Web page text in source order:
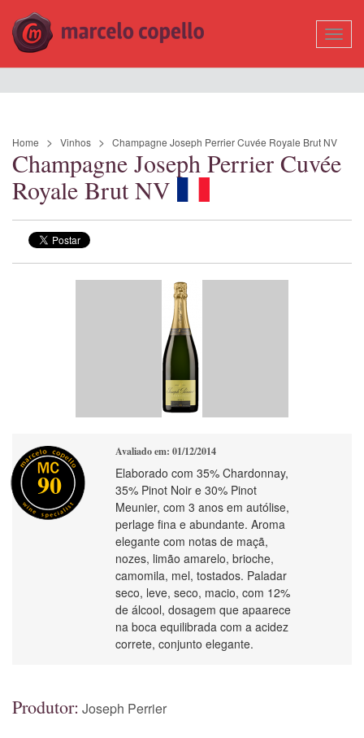
Home Vinhos Champagne Joseph Perrier Cuvée Royale Brut NV
Champagne Joseph Perrier Cuvée
Royale Brut NV
90
Avaliado em: 01/12/2014
Elaborado com 35% Chardonnay,
35% Pinot Noir e 30% Pinot
Meunier, com 3 anos em autólise,
perlage fina e abundante. Aroma
elegante com notas de maçã,
nozes, limão amarelo, brioche,
camomila, mel, tostados. Paladar
seco, leve, seco, macio, com 12%
de álcool, dosagem que apaarece
na boca equilibrada com a acidez
correte, conjunto elegante.
Produtor: Joseph Perrier